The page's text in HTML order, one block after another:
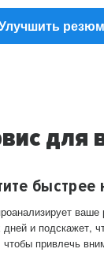
для
быстрее
дней и подскажет,
чтобы привлечь